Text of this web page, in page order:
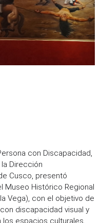
con Discapacidad,
Dirección
Cusco, presentó
Museo Histórico Regional
Vega), con el objetivo de
discapacidad visual y
los espacios culturales.